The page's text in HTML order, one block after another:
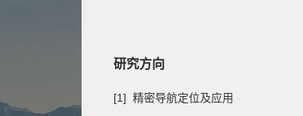
研究方向
[1] 精密导航定位及应用